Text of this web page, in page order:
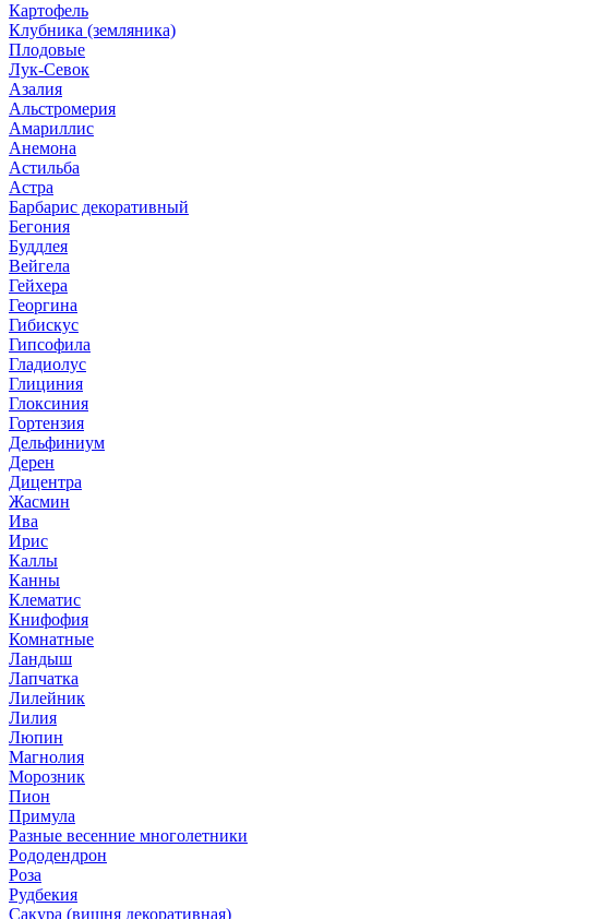
Картофель
Клубника (земляника)
Плодовые
Лук-Севок
Азалия
Альстромерия
Амариллис
Анемона
Астильба
Астра
Барбарис декоративный
Бегония
Буддлея
Вейгела
Гейхера
Георгина
Гибискус
Гипсофила
Гладиолус
Глициния
Глоксиния
Гортензия
Дельфиниум
Дерен
Дицентра
Жасмин
Ива
Ирис
Каллы
Канны
Клематис
Книфофия
Комнатные
Ландыш
Лапчатка
Лилейник
Лилия
Люпин
Магнолия
Морозник
Пион
Примула
Разные весенние многолетники
Рододендрон
Роза
Рудбекия
Сакура (вишня декоративная)